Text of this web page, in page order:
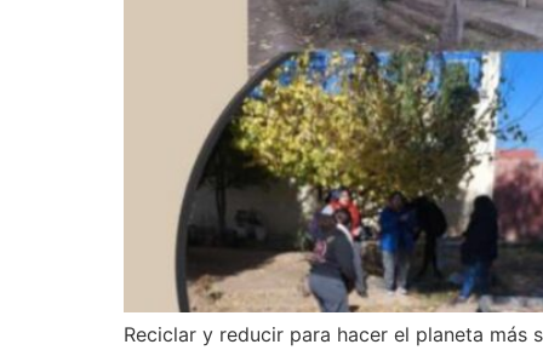
Reciclar y reducir para hacer el planeta